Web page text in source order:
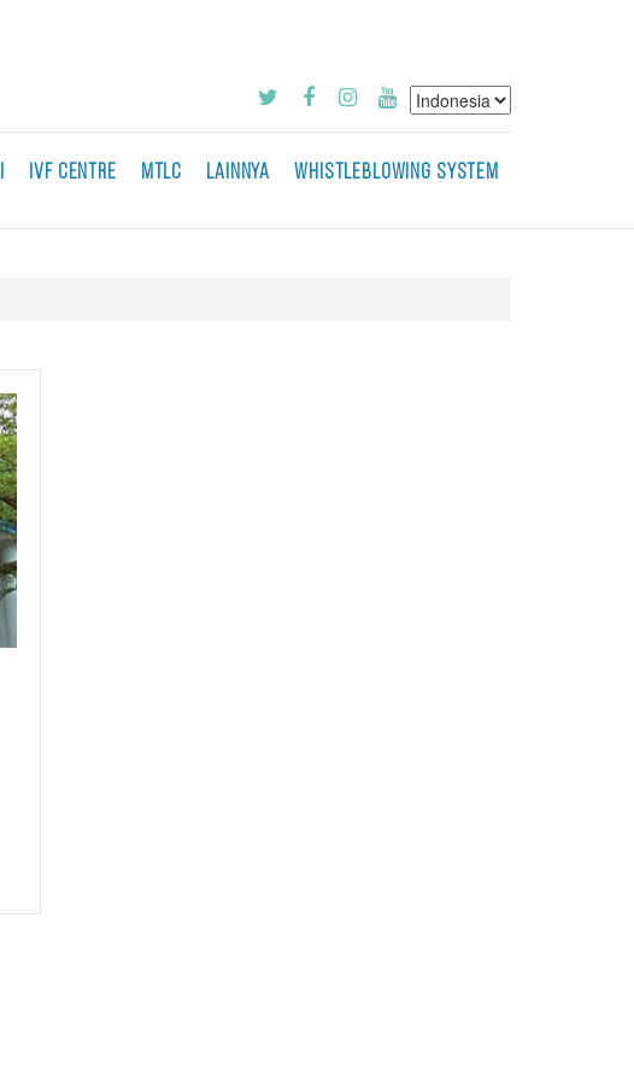
IVF CENTRE MTLC LAINNYA WHISTLEBLOWING SYSTEM